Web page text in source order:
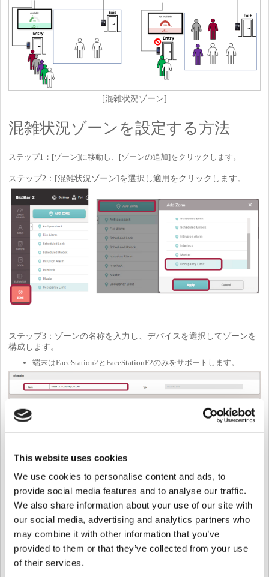
This website uses cookies
We use cookies to personalise content and ads, to
provide social media features and to analyse our traffic.
We also share information about your use of our site with
our social media, advertising and analytics partners who
may combine it with other information that you’ve
provided to them or that they’ve collected from your use
of their services.
[混雑状況ゾーン]
混雑状況ゾーンを設定する方法
ステップ1：[ゾーン]に移動し、[ゾーンの追加]をクリックします。
ステップ2：[混雑状況ゾーン]を選択し適用をクリックします。
ステップ3：ゾーンの名称を入力し、デバイスを選択してゾーンを
構成します。
端末はFaceStation2とFaceStationF2のみをサポートします。
混雑状況ゾーンはグローバルモードのみをサポートします。